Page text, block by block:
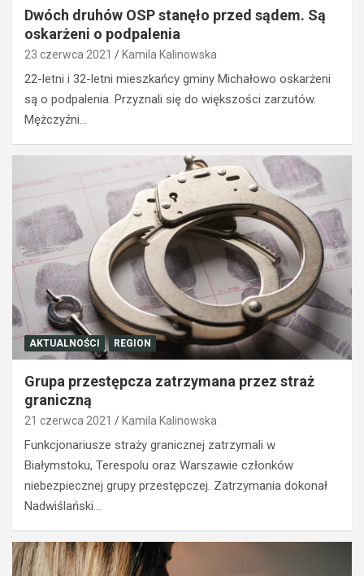
Dwóch druhów OSP stanęło przed sądem. Są
oskarżeni o podpalenia
23 czerwca 2021 Kamila Kalinowska
22-letni i 32-letni mieszkańcy gminy Michałowo oskarżeni
są o podpalenia. Przyznali się do większości zarzutów.
Mężczyźni…
AKTUALNOŚCI REGION
Grupa przestępcza zatrzymana przez straż
graniczną
21 czerwca 2021 Kamila Kalinowska
Funkcjonariusze straży granicznej zatrzymali w
Białymstoku, Terespolu oraz Warszawie członków
niebezpiecznej grupy przestępczej. Zatrzymania dokonał
Nadwiślański…